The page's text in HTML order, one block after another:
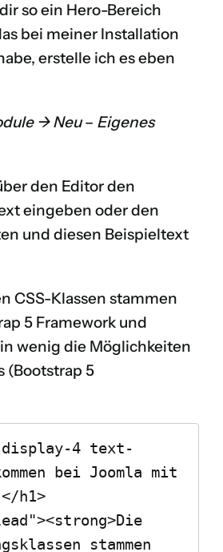
so ein Hero-Bereich
bei meiner Installation
erstelle ich es eben
-> Neu– Eigenes
den Editor den
eingeben oder den
und diesen Beispieltext
CSS-Klassen stammen
5 Framework und
wenig die Möglichkeiten
(Bootstrap 5
4 text-
bei Joomla mit
h1>
stammen